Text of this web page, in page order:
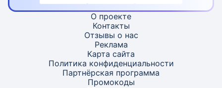
О проекте
Контакты
Отзывы о нас
Реклама
Карта сайта
Политика конфиденциальности
Партнёрская программа
Промокоды